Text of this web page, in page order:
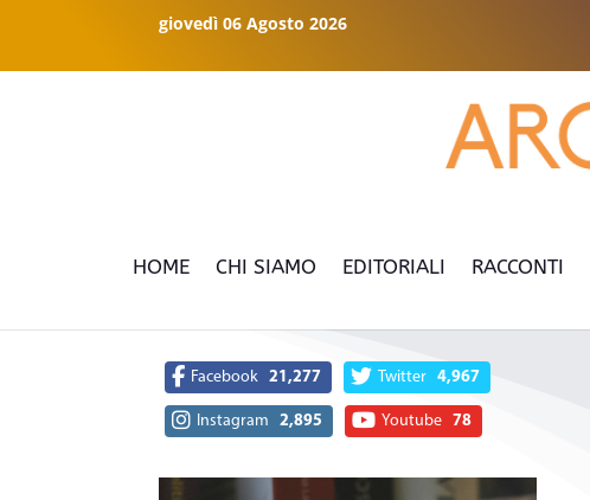
giovedì 06 Agosto 2026
HOME CHI SIAMO EDITORIALI RACCONTI
Facebook 21,277 Twitter 4,967
Instagram 2,895 Youtube 78